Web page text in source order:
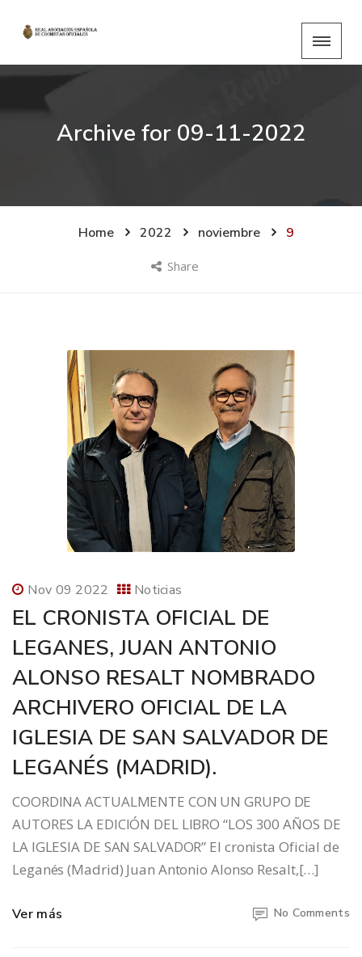
Archive for 09-11-2022
Home 2022 noviembre 9
Share
Nov 09 2022 Noticias
EL CRONISTA OFICIAL DE
LEGANES, JUAN ANTONIO
ALONSO RESALT NOMBRADO
ARCHIVERO OFICIAL DE LA
IGLESIA DE SAN SALVADOR DE
LEGANÉS (MADRID).
COORDINA ACTUALMENTE CON UN GRUPO DE
AUTORES LA EDICIÓN DEL LIBRO “LOS 300 AÑOS DE
LA IGLESIA DE SAN SALVADOR” El cronista Oficial de
Leganés (Madrid) Juan Antonio Alonso Resalt,[…]
Ver más No Comments